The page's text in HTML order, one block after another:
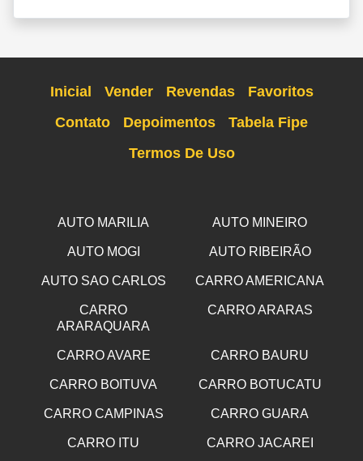
Inicial Vender Revendas
Favoritos
Contato
Depoimentos
Tabela Fipe
Termos De Uso
AUTO MARILIA AUTO MINEIRO
AUTO MOGI AUTO RIBEIRÃO
AUTO SAO CARLOS CARRO AMERICANA
CARRO
ARARAQUARA
CARRO ARARAS
CARRO AVARE CARRO BAURU
CARRO BOITUVA CARRO BOTUCATU
CARRO CAMPINAS CARRO GUARA
CARRO ITU CARRO JACAREI